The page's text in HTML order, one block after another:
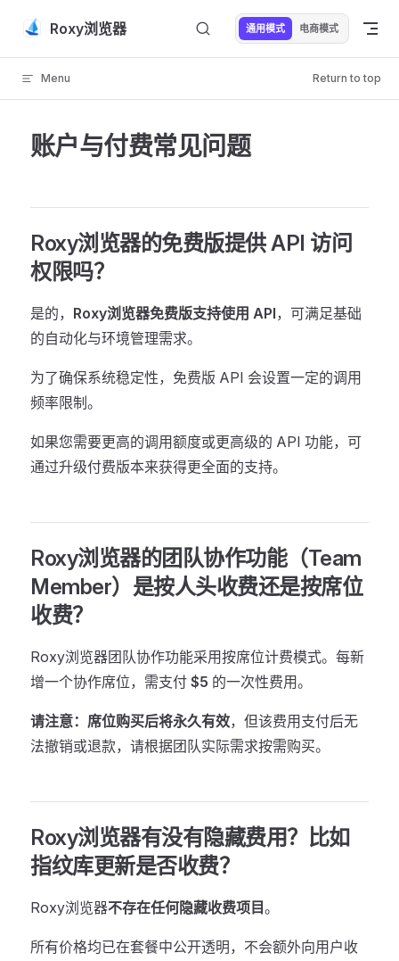
Skip to content
Roxy浏览器 通用模式 电商模式
Menu Return to top
账户与付费常见问题
Roxy浏览器的免费版提供 API 访问
权限吗？
是的， Roxy浏览器免费版支持使用 API，可满足基础
的自动化与环境管理需求。
为了确保系统稳定性，免费版 API 会设置一定的调用
频率限制。
如果您需要更高的调用额度或更高级的 API 功能，可
通过升级付费版本来获得更全面的支持。
Roxy浏览器的团队协作功能（Team
Member）是按人头收费还是按席位
收费？
Roxy浏览器团队协作功能采用按席位计费模式。每新
增一个协作席位，需支付 $5 的一次性费用。
请注意： 席位购买后将永久有效，但该费用支付后无
法撤销或退款，请根据团队实际需求按需购买。
Roxy浏览器有没有隐藏费用？比如
指纹库更新是否收费？
Roxy浏览器不存在任何隐藏收费项目。
所有价格均已在套餐中公开透明，不会额外向用户收